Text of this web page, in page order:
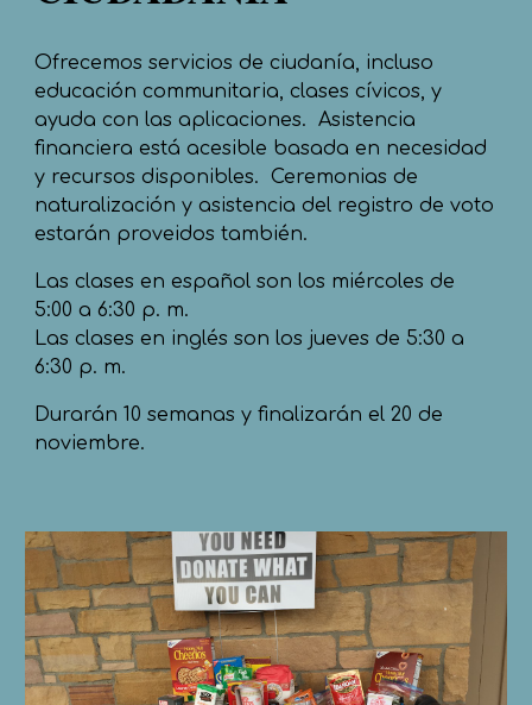
Ofrecemos servicios de ciudanía, incluso
educación communitaria, clases cívicos, y
ayuda con las aplicaciones. Asistencia
financiera está acesible basada en necesidad
y recursos disponibles. Ceremonias de
naturalización y asistencia del registro de voto
estarán proveidos también.
Las clases en español son los miércoles de
5:00 a 6:30 p. m.
Las clases en inglés son los jueves de 5:30 a
6:30 p. m.
Durarán 10 semanas y finalizarán el 20 de
noviembre.